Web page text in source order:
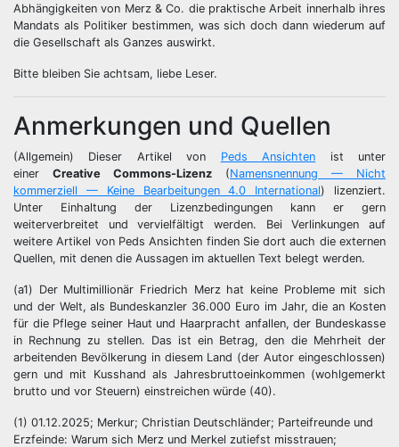
Abhängigkeiten von Merz & Co. die praktische Arbeit innerhalb ihres
Mandats als Politiker bestimmen, was sich doch dann wiederum auf
die Gesellschaft als Ganzes auswirkt.
Bitte bleiben Sie achtsam, liebe Leser.
Anmerkungen und Quellen
(Allgemein) Dieser Artikel von Peds Ansichten ist unter
einer Creative Commons-Lizenz (Namensnennung — Nicht
kommerziell — Keine Bearbeitungen 4.0 International) lizenziert.
Unter Einhaltung der Lizenzbedingungen kann er gern
weiterverbreitet und vervielfältigt werden. Bei Verlinkungen auf
weitere Artikel von Peds Ansichten finden Sie dort auch die externen
Quellen, mit denen die Aussagen im aktuellen Text belegt werden.
(a1) Der Multimillionär Friedrich Merz hat keine Probleme mit sich
und der Welt, als Bundeskanzler 36.000 Euro im Jahr, die an Kosten
für die Pflege seiner Haut und Haarpracht anfallen, der Bundeskasse
in Rechnung zu stellen. Das ist ein Betrag, den die Mehrheit der
arbeitenden Bevölkerung in diesem Land (der Autor eingeschlossen)
gern und mit Kusshand als Jahresbruttoeinkommen (wohlgemerkt
brutto und vor Steuern) einstreichen würde (40).
(1) 01.12.2025; Merkur; Christian Deutschländer; Parteifreunde und
Erzfeinde: Warum sich Merz und Merkel zutiefst misstrauen;